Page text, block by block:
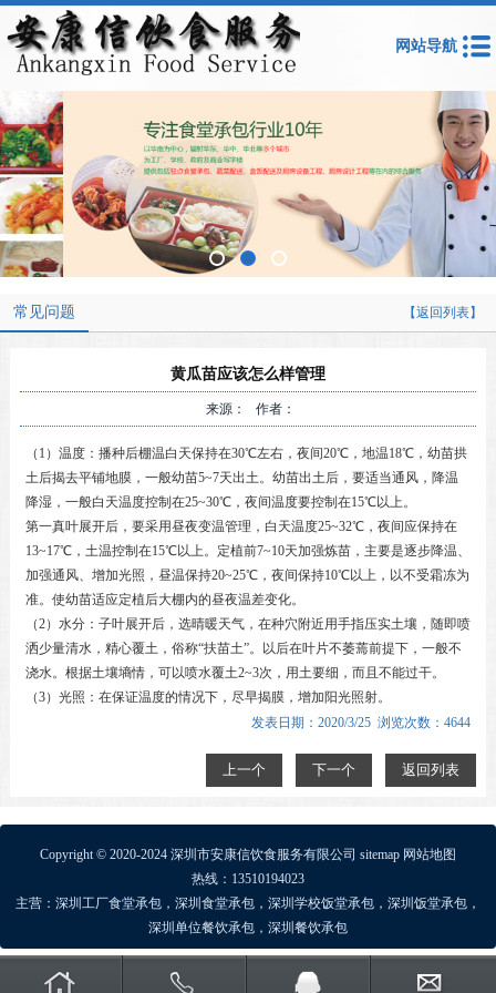
网站导航
常见问题 【返回列表】
黄瓜苗应该怎么样管理
来源： 作者：
（1）温度：播种后棚温白天保持在30℃左右，夜间20℃，地温18℃，幼苗拱
土后揭去平铺地膜，一般幼苗5~7天出土。幼苗出土后，要适当通风，降温
降湿，一般白天温度控制在25~30℃，夜间温度要控制在15℃以上。
第一真叶展开后，要采用昼夜变温管理，白天温度25~32℃，夜间应保持在
13~17℃，土温控制在15℃以上。定植前7~10天加强炼苗，主要是逐步降温、
加强通风、增加光照，昼温保持20~25℃，夜间保持10℃以上，以不受霜冻为
准。使幼苗适应定植后大棚内的昼夜温差变化。
（2）水分：子叶展开后，选晴暖天气，在种穴附近用手指压实土壤，随即喷
洒少量清水，精心覆土，俗称“扶苗土”。以后在叶片不萎蔫前提下，一般不
浇水。根据土壤墒情，可以喷水覆土2~3次，用土要细，而且不能过干。
（3）光照：在保证温度的情况下，尽早揭膜，增加阳光照射。
发表日期：2020/3/25 浏览次数：4644
上一个 下一个 返回列表
Copyright © 2020-2024 深圳市安康信饮食服务有限公司 sitemap 网站地图
热线：13510194023
主营： 深圳工厂食堂承包， 深圳食堂承包， 深圳学校饭堂承包， 深圳饭堂承包，
深圳单位餐饮承包， 深圳餐饮承包